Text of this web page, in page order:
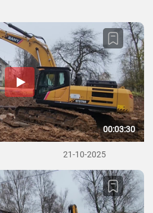
00:03:30
21-10-2025